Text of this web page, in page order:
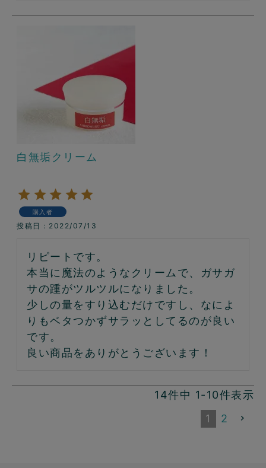
白無垢クリーム
購入者
投稿日 2022/07/13
リピートです。
本当に魔法のようなクリームで、ガサガ
サの踵がツルツルになりました。
少しの量をすり込むだけですし、なによ
りもベタつかずサラッとしてるのが良い
です。
良い商品をありがとうございます！
14件中 1-10件表示
1
2